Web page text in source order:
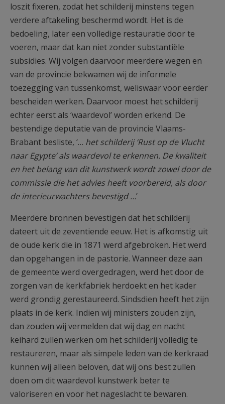
loszit fixeren, zodat het schilderij minstens tegen
verdere aftakeling beschermd wordt. Het is de
bedoeling, later een volledige restauratie door te
voeren, maar dat kan niet zonder substantiële
subsidies. Wij volgen daarvoor meerdere wegen en
van de provincie bekwamen wij de informele
toezegging van tussenkomst, weliswaar voor eerder
bescheiden werken. Daarvoor moest het schilderij
echter eerst als ‘waardevol’ worden erkend. De
bestendige deputatie van de provincie Vlaams-
Brabant besliste, ‘… het schilderij ‘Rust op de Vlucht
naar Egypte’ als waardevol te erkennen. De kwaliteit
en het belang van dit kunstwerk wordt zowel door de
commissie die het advies heeft voorbereid, als door
de interieurwachters bevestigd …’
Meerdere bronnen bevestigen dat het schilderij
dateert uit de zeventiende eeuw. Het is afkomstig uit
de oude kerk die in 1871 werd afgebroken. Het werd
dan opgehangen in de pastorie. Wanneer deze aan
de gemeente werd overgedragen, werd het door de
zorgen van de kerkfabriek herdoekt en het kader
werd grondig gerestaureerd. Sindsdien heeft het zijn
plaats in de kerk. Indien wij ministers zouden zijn,
dan zouden wij vermelden dat wij dag en nacht
keihard zullen werken om het schilderij volledig te
restaureren, maar als simpele leden van de kerkraad
kunnen wij alleen beloven, dat wij ons best zullen
doen om dit waardevol kunstwerk beter te
valoriseren en voor het nageslacht te bewaren.